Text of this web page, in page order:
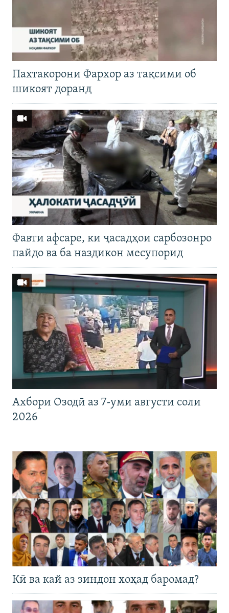
Пахтакорони Фархор аз тақсими об
шикоят доранд
Фавти афсаре, ки ҷасадҳои сарбозонро
пайдо ва ба наздикон месупорид
Ахбори Озодӣ аз 7-уми августи соли
2026
Кӣ ва кай аз зиндон хоҳад баромад?